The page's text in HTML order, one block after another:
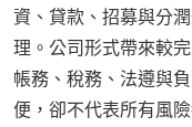
資、貸款、招募與分
理。公司形式帶來較
帳務、稅務、法遵與
便，卻不代表所有風